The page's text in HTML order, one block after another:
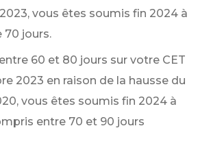
vous êtes soumis fin 2024 à
70 jours.
60 et 80 jours sur votre CET
2023 en raison de la hausse du
vous êtes soumis fin 2024 à
entre 70 et 90 jours